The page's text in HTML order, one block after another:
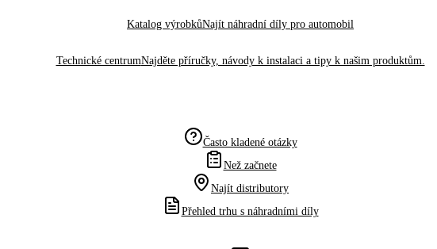
Katalog výrobkůNajít náhradní díly pro automobil
Technické centrumNajděte příručky, návody k instalaci a tipy k našim produktům.
Často kladené otázky
Než začnete
Najít distributory
Přehled trhu s náhradními díly